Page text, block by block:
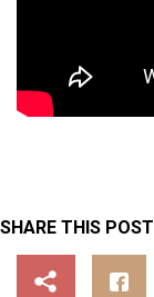
SHARE THIS POST